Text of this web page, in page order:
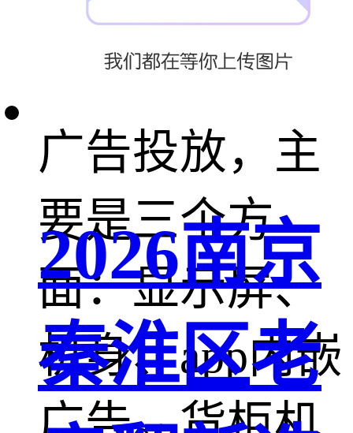
2、广告。笔者
在分析友宝的
广告投放，主
要是三个方
面：显示屏、
机身、app内嵌
2026南京
秦淮区老